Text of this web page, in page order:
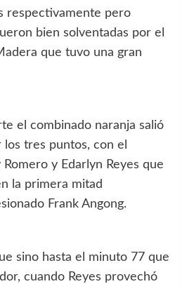
respectivamente pero
bien solventadas por el
que tuvo una gran
el combinado naranja salió
tres puntos, con el
y Edarlyn Reyes que
la primera mitad
Frank Angong.
sino hasta el minuto 77 que
cuando Reyes provechó